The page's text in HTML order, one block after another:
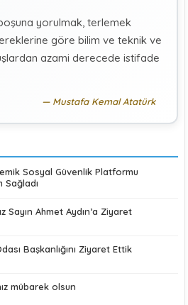
Politika Bağlamında İkili Sosyal
:Türkiye (Makale)
yorulmak, terlemek
göre bilim ve teknik ve
azami derecede istifade
Mustafa Kemal Atatürk
Sosyal Güvenlik Platformu
Sağladı
Sayın Ahmet Aydın’a Ziyaret
Başkanlığını Ziyaret Ettik
mübarek olsun